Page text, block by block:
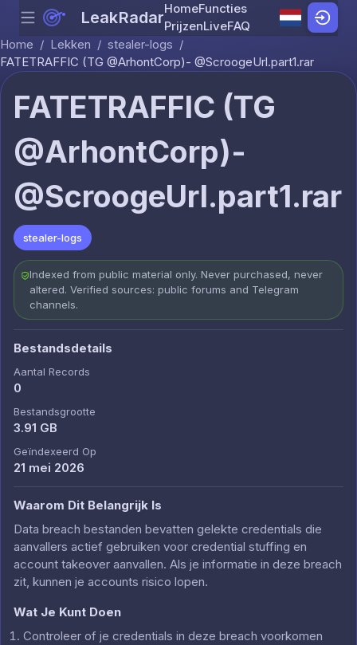
Skip to content
Menu LeakRadarHomeFuncties
PrijzenLiveFAQ
Home / Lekken / stealer-logs /
FATETRAFFIC (TG @ArhontCorp)- @ScroogeUrl.part1.rar
FATETRAFFIC (TG
@ArhontCorp)-
@ScroogeUrl.part1.rar
stealer-logs
Indexed from public material only. Never purchased, never
altered. Verified sources: public forums and Telegram
channels.
Bestandsdetails
Aantal Records
0
Bestandsgrootte
3.91 GB
Geïndexeerd Op
21 mei 2026
Waarom Dit Belangrijk Is
Data breach bestanden bevatten gelekte credentials die
aanvallers actief gebruiken voor credential stuffing en
account takeover aanvallen. Als je informatie in deze breach
zit, kunnen je accounts risico lopen.
Wat Je Kunt Doen
Controleer of je credentials in deze breach voorkomen